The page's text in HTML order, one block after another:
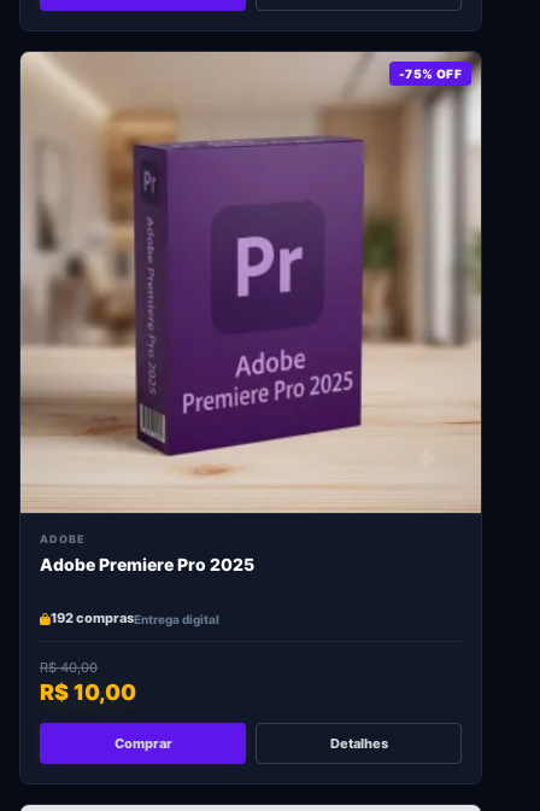
-75% OFF
ADOBE
Adobe Premiere Pro 2025
192 comprasEntrega digital
R$ 40,00
R$ 10,00
Comprar Detalhes